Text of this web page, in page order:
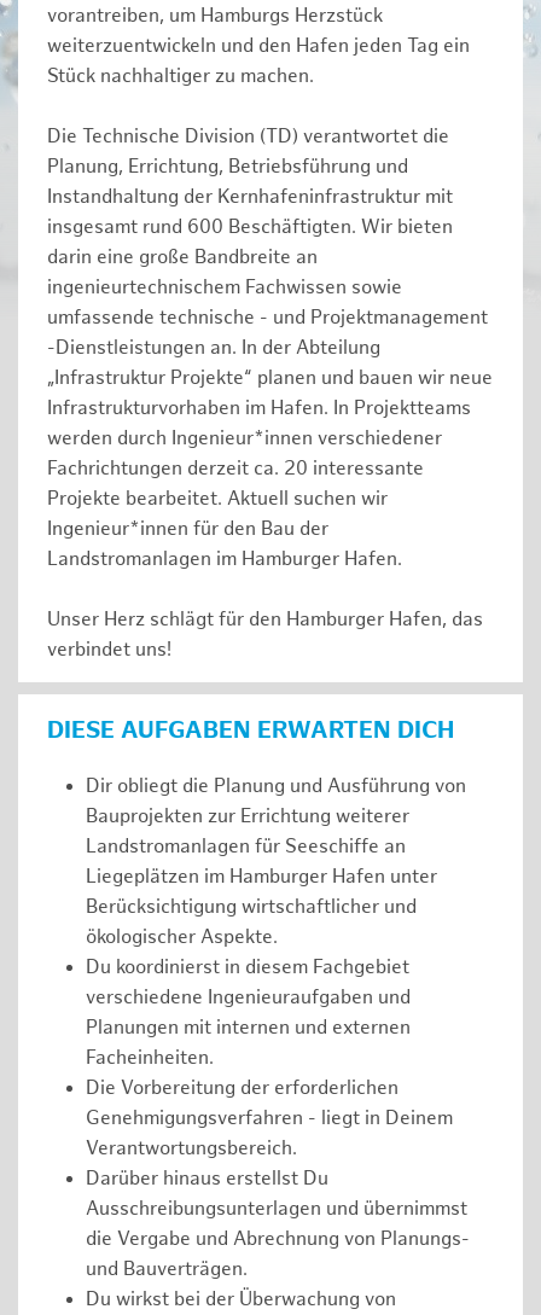
vorantreiben, um Hamburgs Herzstück
weiterzuentwickeln und den Hafen jeden Tag ein
Stück nachhaltiger zu machen.
Die Technische Division (TD) verantwortet die
Planung, Errichtung, Betriebsführung und
Instandhaltung der Kernhafeninfrastruktur mit
insgesamt rund 600 Beschäftigten. Wir bieten
darin eine große Bandbreite an
ingenieurtechnischem Fachwissen sowie
umfassende technische - und Projektmanagement
-Dienstleistungen an. In der Abteilung
„Infrastruktur Projekte“ planen und bauen wir neue
Infrastrukturvorhaben im Hafen. In Projektteams
werden durch Ingenieur*innen verschiedener
Fachrichtungen derzeit ca. 20 interessante
Projekte bearbeitet. Aktuell suchen wir
Ingenieur*innen für den Bau der
Landstromanlagen im Hamburger Hafen.
Unser Herz schlägt für den Hamburger Hafen, das
verbindet uns!
DIESE AUFGABEN ERWARTEN DICH
Dir obliegt die Planung und Ausführung von
Bauprojekten zur Errichtung weiterer
Landstromanlagen für Seeschiffe an
Liegeplätzen im Hamburger Hafen unter
Berücksichtigung wirtschaftlicher und
ökologischer Aspekte.
Du koordinierst in diesem Fachgebiet
verschiedene Ingenieuraufgaben und
Planungen mit internen und externen
Facheinheiten.
Die Vorbereitung der erforderlichen
Genehmigungsverfahren - liegt in Deinem
Verantwortungsbereich.
Darüber hinaus erstellst Du
Ausschreibungsunterlagen und übernimmst
die Vergabe und Abrechnung von Planungs-
und Bauverträgen.
Du wirkst bei der Überwachung von